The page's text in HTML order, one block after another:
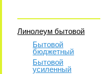
Линолеум бытовой
Бытовой
бюджетный
Бытовой
усиленный